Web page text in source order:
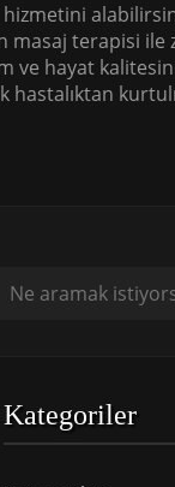
terapisi ile
ve hayat
Kategoriler